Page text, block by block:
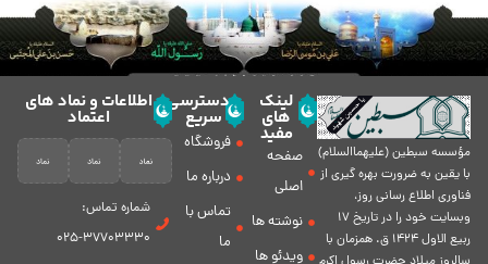
مؤسسه سبطين (عليهماالسلام)
با يقين به ضرورت بهره گیرى از
فناورى اطلاع رسانى روز،
وبسایت خود را در تاريخ 17
ربيع الاول 1424 ق. همزمان با
لینک
های
مفید
صفحه
اصلی
نوشته ها
ویدئو ها
دسترسی
سریع
فروشگاه
درباره ما
تماس با
ما
اطلاعات و نماد های
اعتماد
شماره تماس:
37703330-025